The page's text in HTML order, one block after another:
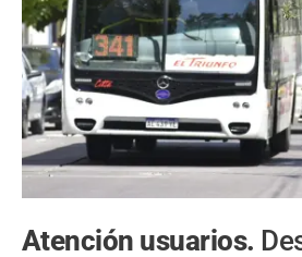
Atención usuarios.